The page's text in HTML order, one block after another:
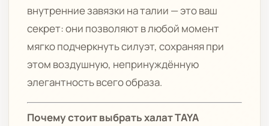
внутренние завязки на талии — это ваш
секрет: они позволяют в любой момент
мягко подчеркнуть силуэт, сохраняя при
этом воздушную, непринуждённую
элегантность всего образа.
Почему стоит выбрать халат TAYA